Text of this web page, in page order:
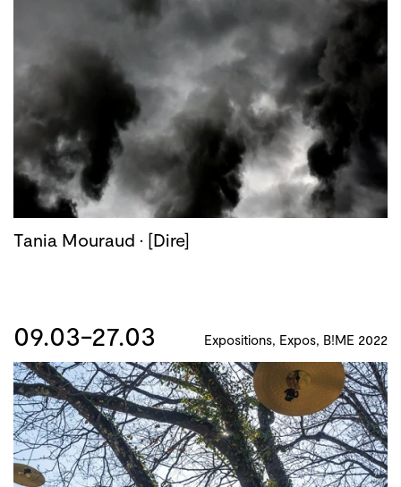
Tania Mouraud · [Dire]
09.03-27.03 Expositions, Expos, B!ME 2022